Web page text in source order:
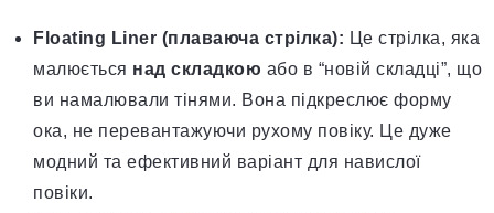
Floating Liner (плаваюча стрілка): Це стрілка, яка
малюється над складкою або в “новій складці”, що
ви намалювали тінями. Вона підкреслює форму
ока, не перевантажуючи рухому повіку. Це дуже
модний та ефективний варіант для навислої
повіки.